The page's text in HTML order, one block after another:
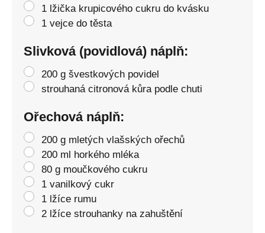
1 lžička krupicového cukru do kvásku
1 vejce do těsta
Slivková (povidlová) náplň:
200 g švestkových povidel
strouhaná citronová kůra podle chuti
Ořechová náplň:
200 g mletých vlašských ořechů
200 ml horkého mléka
80 g moučkového cukru
1 vanilkový cukr
1 lžíce rumu
2 lžíce strouhanky na zahuštění